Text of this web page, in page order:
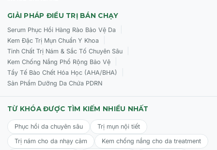
Người muốn tìm kem chống nắng nâng tông tự nhiên,
mỏng nhẹ.
Cách sử dụng CỦA Bioderma Photoderm Aquafluide
SPF50+ Claire
Sử dụng hàng ngày sau bước kem dưỡng. Thoa
màu.
Lưu ý:Thoa lại sau mỗi 2 giờ nếu hoạt động ngoài trời,
GIẢI PHÁP ĐIỀU TRỊ BÁN CHẠY
Serum Phục Hồi Hàng Rào Bảo Vệ Da
Kem Đặc Trị Mụn Chuẩn Y Khoa
Tinh Chất Trị Nám & Sắc Tố Chuyên Sâu
Kem Chống Nắng Phổ Rộng Bảo Vệ
Tẩy Tế Bào Chết Hóa Học (AHA/BHA)
Sản Phẩm Dưỡng Da Chứa PDRN
TỪ KHÓA ĐƯỢC TÌM KIẾM NHIỀU NHẤT
Phục hồi da chuyên sâu
Trị mụn nội tiết
Trị nám cho da nhạy cảm
Kem chống nắng cho da treatment